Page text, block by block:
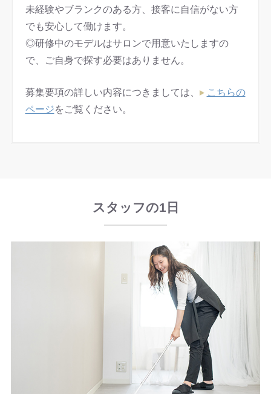
未経験やブランクのある方、接客に自信がない方
でも安心して働けます。
◎研修中のモデルはサロンで用意いたしますの
で、ご自身で探す必要はありません。
募集要項の詳しい内容につきましては、
こちらの
ページをご覧ください。
スタッフの1日